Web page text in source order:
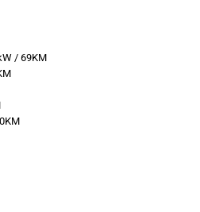
/ 69KM